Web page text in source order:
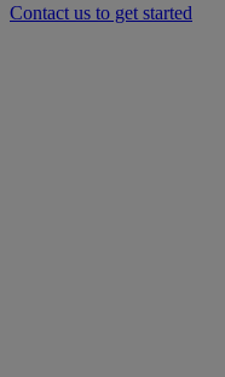
Contact us to get started